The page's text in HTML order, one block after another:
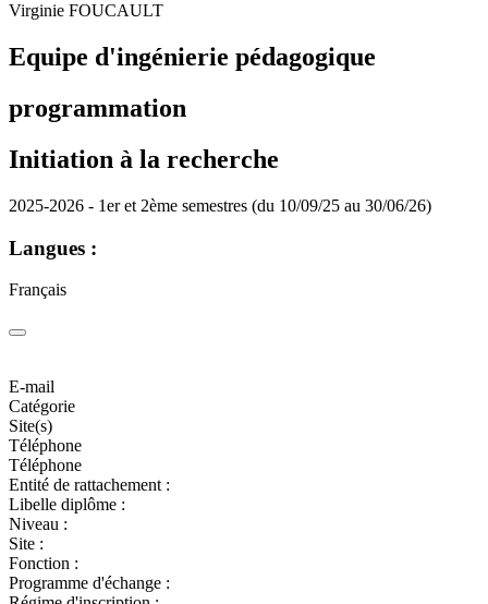
Virginie FOUCAULT
Equipe d'ingénierie pédagogique
programmation
Initiation à la recherche
2025-2026 - 1er et 2ème semestres (du 10/09/25 au 30/06/26)
Langues :
Français
E-mail
Catégorie
Site(s)
Téléphone
Téléphone
Entité de rattachement :
Libelle diplôme :
Niveau :
Site :
Fonction :
Programme d'échange :